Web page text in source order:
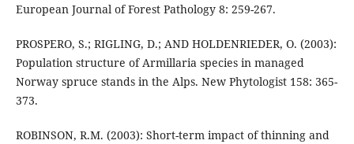
European Journal of Forest Pathology 8: 259-267.
PROSPERO, S.; RIGLING, D.; AND HOLDENRIEDER, O. (2003):
Population structure of Armillaria species in managed
Norway spruce stands in the Alps. New Phytologist 158: 365-
373.
ROBINSON, R.M. (2003): Short-term impact of thinning and